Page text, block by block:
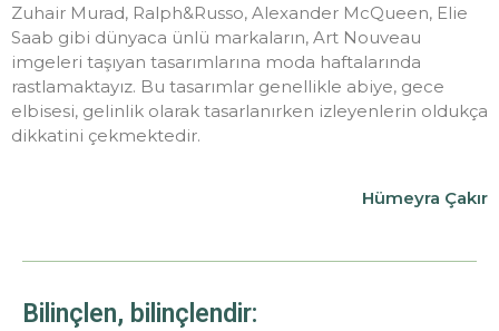
Bilinçlen, bilinçlendir:
Zuhair Murad, Ralph&Russo, Alexander McQueen, Elie
Saab gibi dünyaca ünlü markaların, Art Nouveau
imgeleri taşıyan tasarımlarına moda haftalarında
rastlamaktayız. Bu tasarımlar genellikle abiye, gece
elbisesi, gelinlik olarak tasarlanırken izleyenlerin oldukça
dikkatini çekmektedir.
Hümeyra Çakır